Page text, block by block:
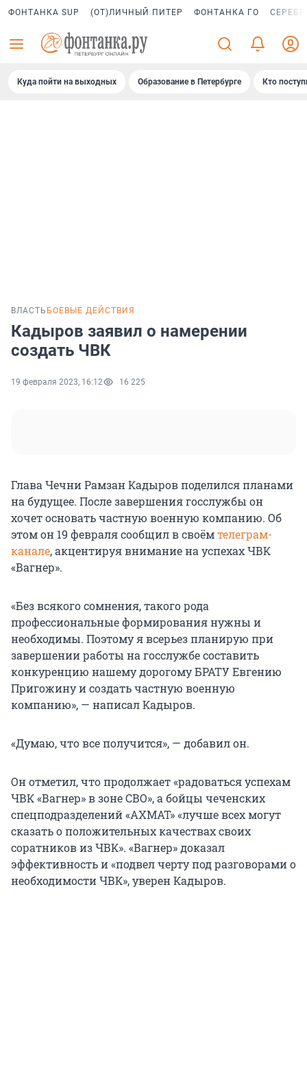
ФОНТАНКА SUP (ОТ)ЛИЧНЫЙ ПИТЕР ФОНТАНКА ГО
Куда пойти на выходных Образование в Петербурге Кто
ВЛАСТЬ БОЕВЫЕ ДЕЙСТВИЯ
Кадыров заявил о намерении
создать ЧВК
19 февраля 2023, 16:12 16 225
Глава Чечни Рамзан Кадыров поделился планами
на будущее. После завершения госслужбы он
хочет основать частную военную компанию. Об
этом он 19 февраля сообщил в своёмтелеграм-
канале, акцентируя внимание на успехах ЧВК
«Вагнер».
«Без всякого сомнения, такого рода
профессиональные формирования нужны и
необходимы. Поэтому я всерьез планирую при
завершении работы на госслужбе составить
конкуренцию нашему дорогому БРАТУ Евгению
Пригожину и создать частную военную
компанию», — написал Кадыров.
«Думаю, что все получится», — добавил он.
Он отметил, что продолжает «радоваться успехам
ЧВК «Вагнер» в зоне СВО», а бойцы чеченских
спецподразделений «АХМАТ» «лучше всех могут
сказать о положительных качествах своих
соратников из ЧВК». «Вагнер» доказал
эффективность и «подвел черту под разговорами о
необходимости ЧВК», уверен Кадыров.